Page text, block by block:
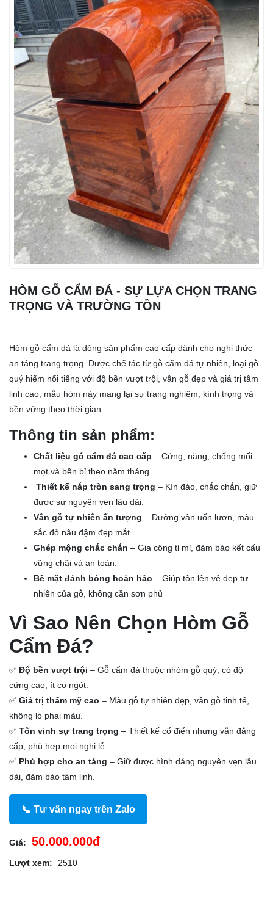
HÒM GỖ CẨM ĐÁ - SỰ LỰA CHỌN TRANG
TRỌNG VÀ TRƯỜNG TỒN
Hòm gỗ cẩm đá là dòng sản phẩm cao cấp dành cho nghi thức
an táng trang trọng. Được chế tác từ gỗ cẩm đá tự nhiên, loại gỗ
quý hiếm nổi tiếng với độ bền vượt trội, vân gỗ đẹp và giá trị tâm
linh cao, mẫu hòm này mang lại sự trang nghiêm, kính trọng và
bền vững theo thời gian.
Thông tin sản phẩm:
Chất liệu gỗ cẩm đá cao cấp – Cứng, nặng, chống mối
mọt và bền bỉ theo năm tháng.
Thiết kế nắp tròn sang trọng – Kín đáo, chắc chắn, giữ
được sự nguyên vẹn lâu dài.
Vân gỗ tự nhiên ấn tượng – Đường vân uốn lượn, màu
sắc đỏ nâu đậm đẹp mắt.
Ghép mộng chắc chắn – Gia công tỉ mỉ, đảm bảo kết cấu
vững chãi và an toàn.
Bề mặt đánh bóng hoàn hảo – Giúp tôn lên vẻ đẹp tự
nhiên của gỗ, không cần sơn phủ
Vì Sao Nên Chọn Hòm Gỗ
Cẩm Đá?
✅ Độ bền vượt trội – Gỗ cẩm đá thuộc nhóm gỗ quý, có độ
cứng cao, ít co ngót.
✅ Giá trị thẩm mỹ cao – Màu gỗ tự nhiên đẹp, vân gỗ tinh tế,
không lo phai màu.
✅ Tôn vinh sự trang trọng – Thiết kế cổ điển nhưng vẫn đẳng
cấp, phù hợp mọi nghi lễ.
✅ Phù hợp cho an táng – Giữ được hình dáng nguyên vẹn lâu
dài, đảm bảo tâm linh.
📞 Tư vấn ngay trên Zalo
Giá: 50.000.000đ
Lượt xem: 2510